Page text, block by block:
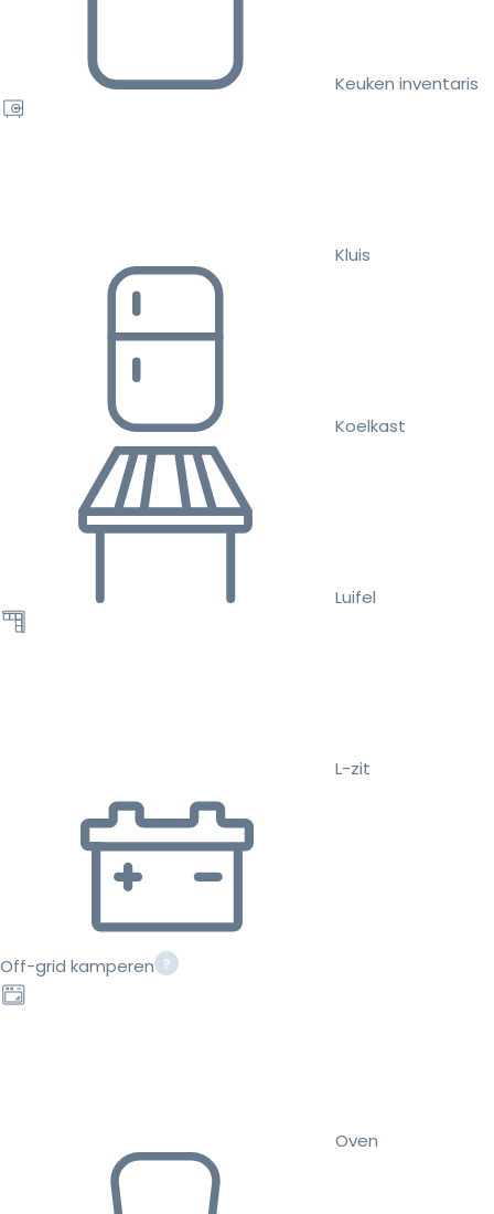
Keuken inventaris
Kluis
Koelkast
Luifel
L-zit
Off-grid kamperen
Oven